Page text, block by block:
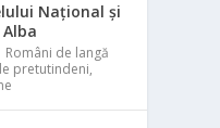
Național și
Români de langă
pretutindeni,